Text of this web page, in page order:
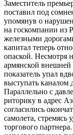
Заместитель
поставил под
упомянув о
на госкомпании из
железными
капитал теперь
опаской. Несмотря
армянской внешней
показатель упал
выступать каналом
Параллельно с
риторику в адрес
согласились
самолета, стремясь
торгового